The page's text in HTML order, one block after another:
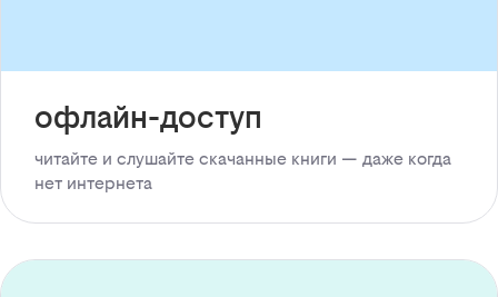
офлайн-доступ
читайте и слушайте скачанные книги — даже когда
нет интернета